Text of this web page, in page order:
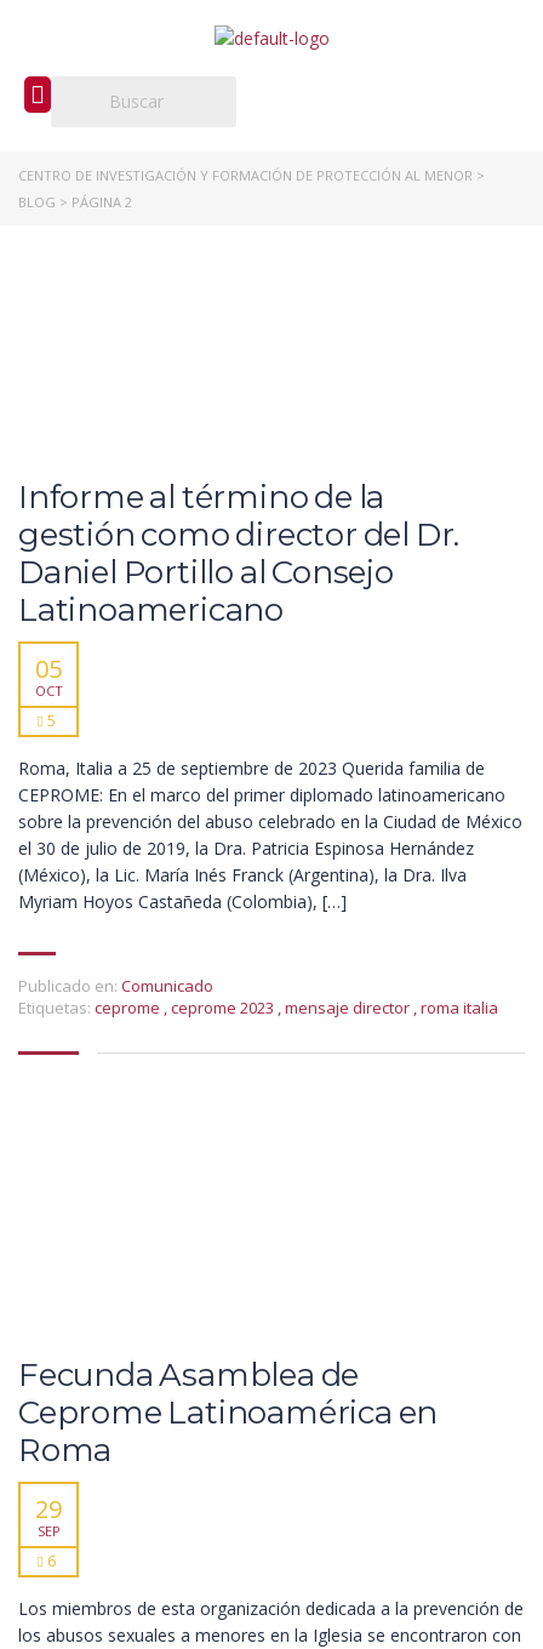
CENTRO DE INVESTIGACIÓN Y FORMACIÓN DE PROTECCIÓN AL MENOR >
BLOG > PÁGINA 2
Informe al término de la
gestión como director del Dr.
Daniel Portillo al Consejo
Latinoamericano
05
OCT
5
Roma, Italia a 25 de septiembre de 2023 Querida familia de
CEPROME: En el marco del primer diplomado latinoamericano
sobre la prevención del abuso celebrado en la Ciudad de México
el 30 de julio de 2019, la Dra. Patricia Espinosa Hernández
(México), la Lic. María Inés Franck (Argentina), la Dra. Ilva
Myriam Hoyos Castañeda (Colombia), […]
Publicado en: Comunicado
Etiquetas: ceprome ,ceprome 2023 ,mensaje director ,roma italia
Fecunda Asamblea de
Ceprome Latinoamérica en
Roma
29
SEP
6
Los miembros de esta organización dedicada a la prevención de
los abusos sexuales a menores en la Iglesia se encontraron con